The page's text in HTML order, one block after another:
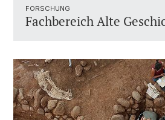
FORSCHUNG
Fachbereich Alte